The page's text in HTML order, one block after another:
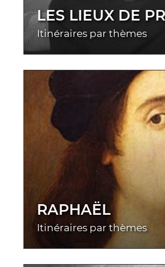
LES LIEUX DE
Itinéraires par thèmes
RAPHAËL
Itinéraires par thèmes